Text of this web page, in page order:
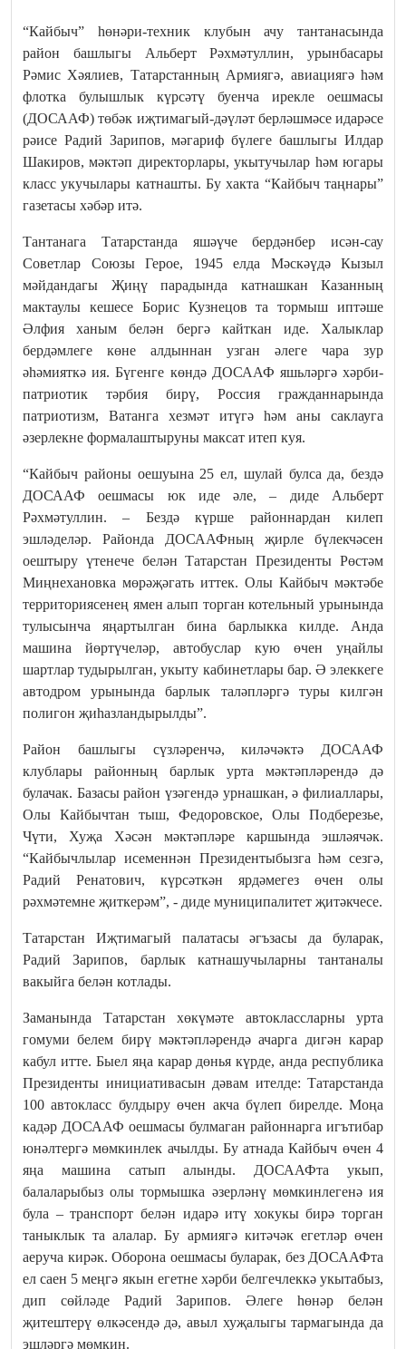
“Кайбыч” һөнәри-техник клубын ачу тантанасында
район башлыгы Альберт Рәхмәтуллин, урынбасары
Рәмис Хәялиев, Татарстанның Армиягә, авиациягә һәм
флотка булышлык күрсәтү буенча ирекле оешмасы
(ДОСААФ) төбәк иҗтимагый-дәүләт берләшмәсе идарәсе
рәисе Радий Зарипов, мәгариф бүлеге башлыгы Илдар
Шакиров, мәктәп директорлары, укытучылар һәм югары
класс укучылары катнашты. Бу хакта “Кайбыч таңнары”
газетасы хәбәр итә.
Тантанага Татарстанда яшәүче бердәнбер исән-сау
Советлар Союзы Герое, 1945 елда Мәскәүдә Кызыл
мәйдандагы Җиңү парадында катнашкан Казанның
мактаулы кешесе Борис Кузнецов та тормыш иптәше
Әлфия ханым белән бергә кайткан иде. Халыклар
бердәмлеге көне алдыннан узган әлеге чара зур
әһәмияткә ия. Бүгенге көндә ДОСААФ яшьләргә хәрби-
патриотик тәрбия бирү, Россия гражданнарында
патриотизм, Ватанга хезмәт итүгә һәм аны саклауга
әзерлекне формалаштыруны максат итеп куя.
“Кайбыч районы оешуына 25 ел, шулай булса да, бездә
ДОСААФ оешмасы юк иде әле, – диде Альберт
Рәхмәтуллин. – Бездә күрше районнардан килеп
эшләделәр. Районда ДОСААФның җирле бүлекчәсен
оештыру үтенече белән Татарстан Президенты Рөстәм
Миңнехановка мөрәҗәгать иттек. Олы Кайбыч мәктәбе
территориясенең ямен алып торган котельный урынында
тулысынча яңартылган бина барлыкка килде. Анда
машина йөртүчеләр, автобуслар кую өчен уңайлы
шартлар тудырылган, укыту кабинетлары бар. Ә элеккеге
автодром урынында барлык таләпләргә туры килгән
полигон җиһазландырылды”.
Район башлыгы сүзләренчә, киләчәктә ДОСААФ
клублары районның барлык урта мәктәпләрендә дә
булачак. Базасы район үзәгендә урнашкан, ә филиаллары,
Олы Кайбычтан тыш, Федоровское, Олы Подберезье,
Чүти, Хуҗа Хәсән мәктәпләре каршында эшләячәк.
“Кайбычлылар исеменнән Президентыбызга һәм сезгә,
Радий Ренатович, күрсәткән ярдәмегез өчен олы
рәхмәтемне җиткерәм”, - диде муниципалитет җитәкчесе.
Татарстан Иҗтимагый палатасы әгъзасы да буларак,
Радий Зарипов, барлык катнашучыларны тантаналы
вакыйга белән котлады.
Заманында Татарстан хөкүмәте автоклассларны урта
гомуми белем бирү мәктәпләрендә ачарга дигән карар
кабул итте. Быел яңа карар дөнья күрде, анда республика
Президенты инициативасын дәвам ителде: Татарстанда
100 автокласс булдыру өчен акча бүлеп бирелде. Моңа
кадәр ДОСААФ оешмасы булмаган районнарга игътибар
юнәлтергә мөмкинлек ачылды. Бу атнада Кайбыч өчен 4
яңа машина сатып алынды. ДОСААФта укып,
балаларыбыз олы тормышка әзерләнү мөмкинлегенә ия
була – транспорт белән идарә итү хокукы бирә торган
таныклык та алалар. Бу армиягә китәчәк егетләр өчен
аеруча кирәк. Оборона оешмасы буларак, без ДОСААФта
ел саен 5 меңгә якын егетне хәрби белгечлеккә укытабыз,
дип сөйләде Радий Зарипов. Әлеге һөнәр белән
җитештерү өлкәсендә дә, авыл хуҗалыгы тармагында да
эшләргә мөмкин.